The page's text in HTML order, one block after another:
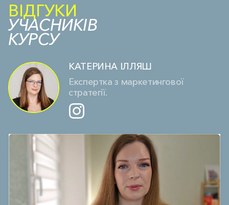
ВІДГУКИ
УЧАСНИКІВ
КУРСУ
КАТЕРИНА ІЛЛЯШ
Експертка з маркетингової
стратегії.